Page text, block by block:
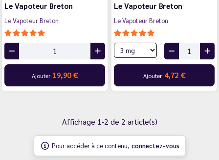
Le Vapoteur Breton
Le Vapoteur Breton
Ajouter 19,90 €
Le Vapoteur Breton
Le Vapoteur Breton
Ajouter 4,72 €
Affichage 1-2 de 2 article(s)
Pour accéder à ce contenu, connectez-vous